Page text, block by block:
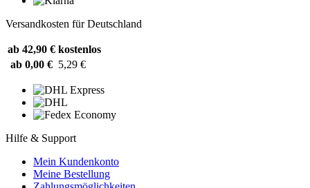
Versandkosten für Deutschland
ab 42,90 € kostenlos
ab 0,00 € 5,29 €
Hilfe & Support
Mein Kundenkonto
Meine Bestellung